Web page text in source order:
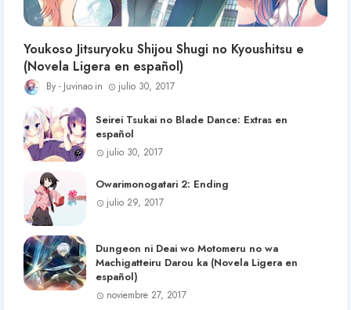
Youkoso Jitsuryoku Shijou Shugi no Kyoushitsu e
(Novela Ligera en español)
Juvinao julio 30, 2017
Seirei Tsukai no Blade Dance: Extras en
español
julio 30, 2017
Owarimonogatari 2: Ending
julio 29, 2017
Dungeon ni Deai wo Motomeru no wa
Machigatteiru Darou ka (Novela Ligera en
español)
noviembre 27, 2017